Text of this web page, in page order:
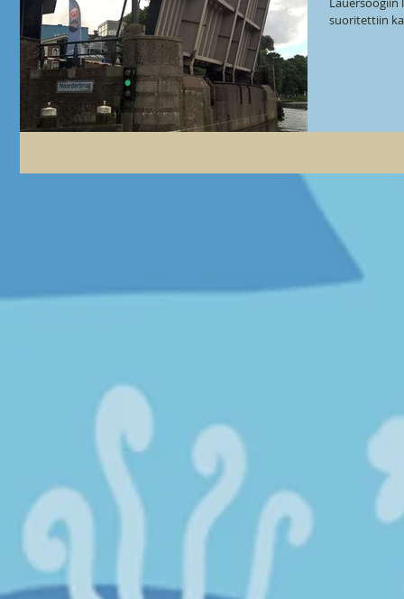
suoritettiin